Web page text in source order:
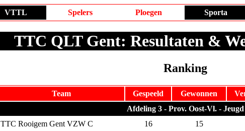
VTTL Spelers Ploegen Sporta
TTC QLT Gent: Resultaten &
Ranking
Team Gespeeld Gewonnen
Afdeling 3 - Prov. Oost-Vl. - Jeugd
TTC Rooigem Gent VZW C 16 15